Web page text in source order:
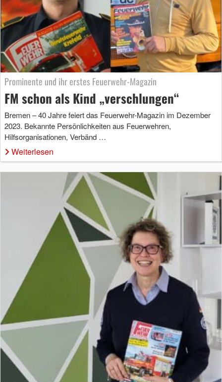
Prominente und ihr erstes Feuerwehr-Magazin
FM schon als Kind „verschlungen“
Bremen – 40 Jahre feiert das Feuerwehr-Magazin im Dezember
2023. Bekannte Persönlichkeiten aus Feuerwehren,
Hilfsorganisationen, Verbänd …
Weiterlesen